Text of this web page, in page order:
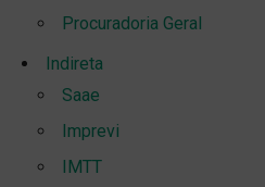
Procuradoria Geral
Indireta
Saae
Imprevi
IMTT